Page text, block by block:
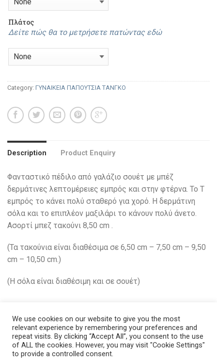
Πλάτος
Δείτε πώς θα το μετρήσετε πατώντας εδώ
Category: ΓΥΝΑΙΚΕΙΑ ΠΑΠΟΥΤΣΙΑ ΤΑΝΓΚΟ
Description Product Enquiry
Φανταστικό πέδιλο από γαλάζιο σουέτ με μπέζ
δερμάτινες λεπτομέρειες εμπρός και στην φτέρνα. Το Τ
εμπρός το κάνει πολύ σταθερό για χορό. Η δερμάτινη
σόλα και το επιπλέον μαξιλάρι το κάνουν πολύ άνετο.
Ασορτί μπεζ τακούνι 8,50 cm .
(Τα τακούνια είναι διαθέσιμα σε 6,50 cm – 7,50 cm – 9,50
cm – 10,50 cm.)
(H σόλα είναι διαθέσιμη και σε σουέτ)
Related Products
We use cookies on our website to give you the most
relevant experience by remembering your preferences and
repeat visits. By clicking “Accept All”, you consent to the use
of ALL the cookies. However, you may visit "Cookie Settings"
to provide a controlled consent.